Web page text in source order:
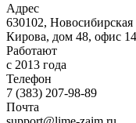
Адрес
630102,
Кирова, дом 48, офис
Работают
с 2013 года
Телефон
7 (383) 207-98-89
Почта